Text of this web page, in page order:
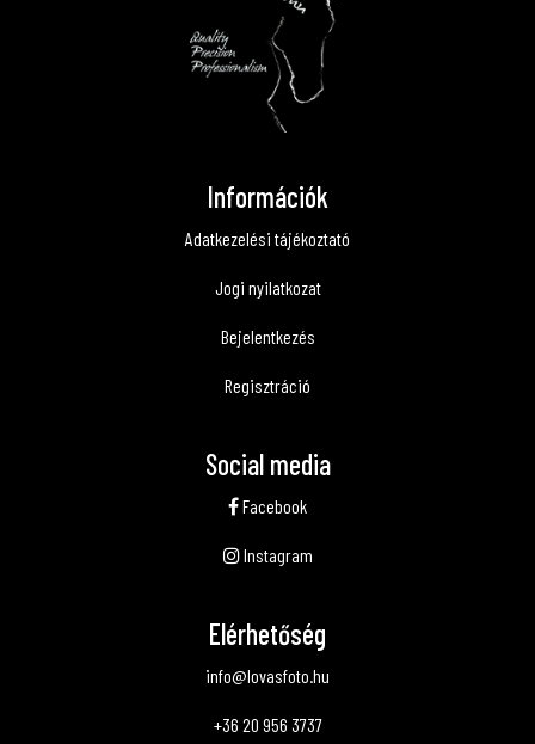
Információk
Adatkezelési tájékoztató
Jogi nyilatkozat
Bejelentkezés
Regisztráció
Social media
Facebook
Instagram
Elérhetőség
info@lovasfoto.hu
+36 20 956 3737